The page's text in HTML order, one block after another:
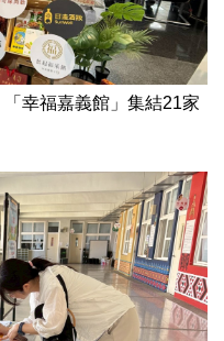
幸福嘉義館」集結21家